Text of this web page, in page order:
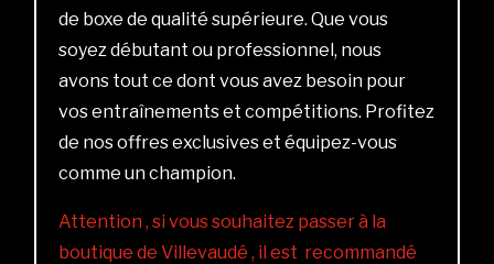
de boxe de qualité supérieure. Que vous
soyez débutant ou professionnel, nous
avons tout ce dont vous avez besoin pour
vos entraînements et compétitions. Profitez
de nos offres exclusives et équipez-vous
comme un champion.
Attention , si vous souhaitez passer à la
boutique de Villevaudé , il est recommandé